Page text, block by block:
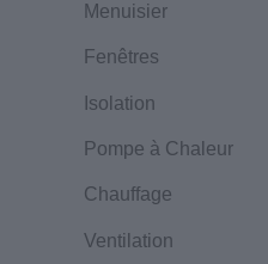
Menuisier
Fenêtres
Isolation
Pompe à Chaleur
Chauffage
Ventilation